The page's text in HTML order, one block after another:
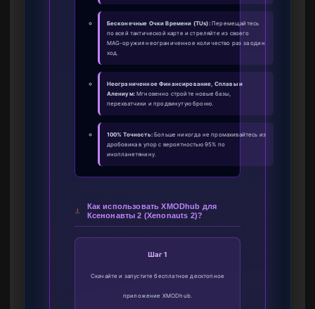
Бесконечные Очки Времени (TUs):Перемещайтесь
по всей тактической карте и стреляйте из своего
MAG-оружия неограниченное количество раз за один
ход.
Неограниченное Финансирование, Сплавы и
Алениум:Мгновенно стройте новые базы,
перехватчики и продвинутую броню.
100% Точность:Больше никогда не промахивайтесь из
дробовика в упор с вероятностью 95% по
инопланетянину.
Как использовать XMODhub для
Ксенонавты 2 (Xenonauts 2)?
Шаг 1
Скачайте и запустите бесплатное десктопное
приложение XMODhub.